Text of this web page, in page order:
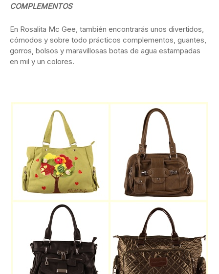
COMPLEMENTOS
En Rosalita Mc Gee, también encontrarás unos divertidos,
cómodos y sobre todo prácticos complementos, guantes,
gorros, bolsos y maravillosas botas de agua estampadas
en mil y un colores.